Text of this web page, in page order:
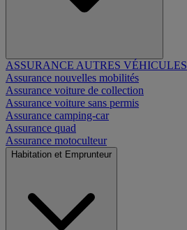
ASSURANCE AUTRES VÉHICULES
Assurance nouvelles mobilités
Assurance voiture de collection
Assurance voiture sans permis
Assurance camping-car
Assurance quad
Assurance motoculteur
Habitation et Emprunteur